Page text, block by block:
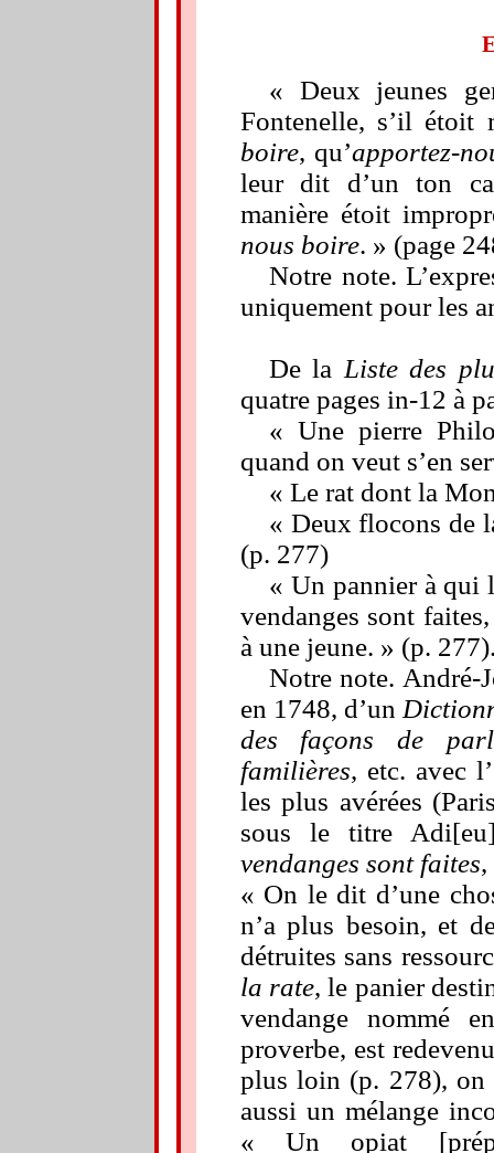
« Deux jeunes
Fontenelle, s’il
boire, qu’apportez-
leur dit d’un ton
manière étoit
nous boire. » (page
Notre note.
uniquement pour les
De la Liste des
quatre pages in-12 à
« Une pierre
quand on veut s’en
« Le rat dont la
« Deux flocons de
(p. 277)
« Un pannier à qui
vendanges sont
à une jeune. » (p.
Notre note. André-
en 1748, d’un
des façons de
familières, etc. avec
les plus avérées
sous le titre
vendanges sont faites
« On le dit d’une
n’a plus besoin, et
détruites sans
la rate, le panier
vendange nommé
proverbe, est
plus loin (p. 278), on
aussi un mélange
« Un opiat